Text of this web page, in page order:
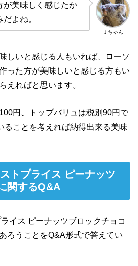
Ｊちゃん
が美味しく感じたか
よね。
しいと感じる人もいれば、ローソ
った方が美味しいと感じる方もい
えればと思います。
円、トップバリュは税別90円で
ることを考えれば納得出来る美味
トプライス ピーナッツ
関するQ&A
イス ピーナッツブロックチョコ
ろうことをQ&A形式で答えてい